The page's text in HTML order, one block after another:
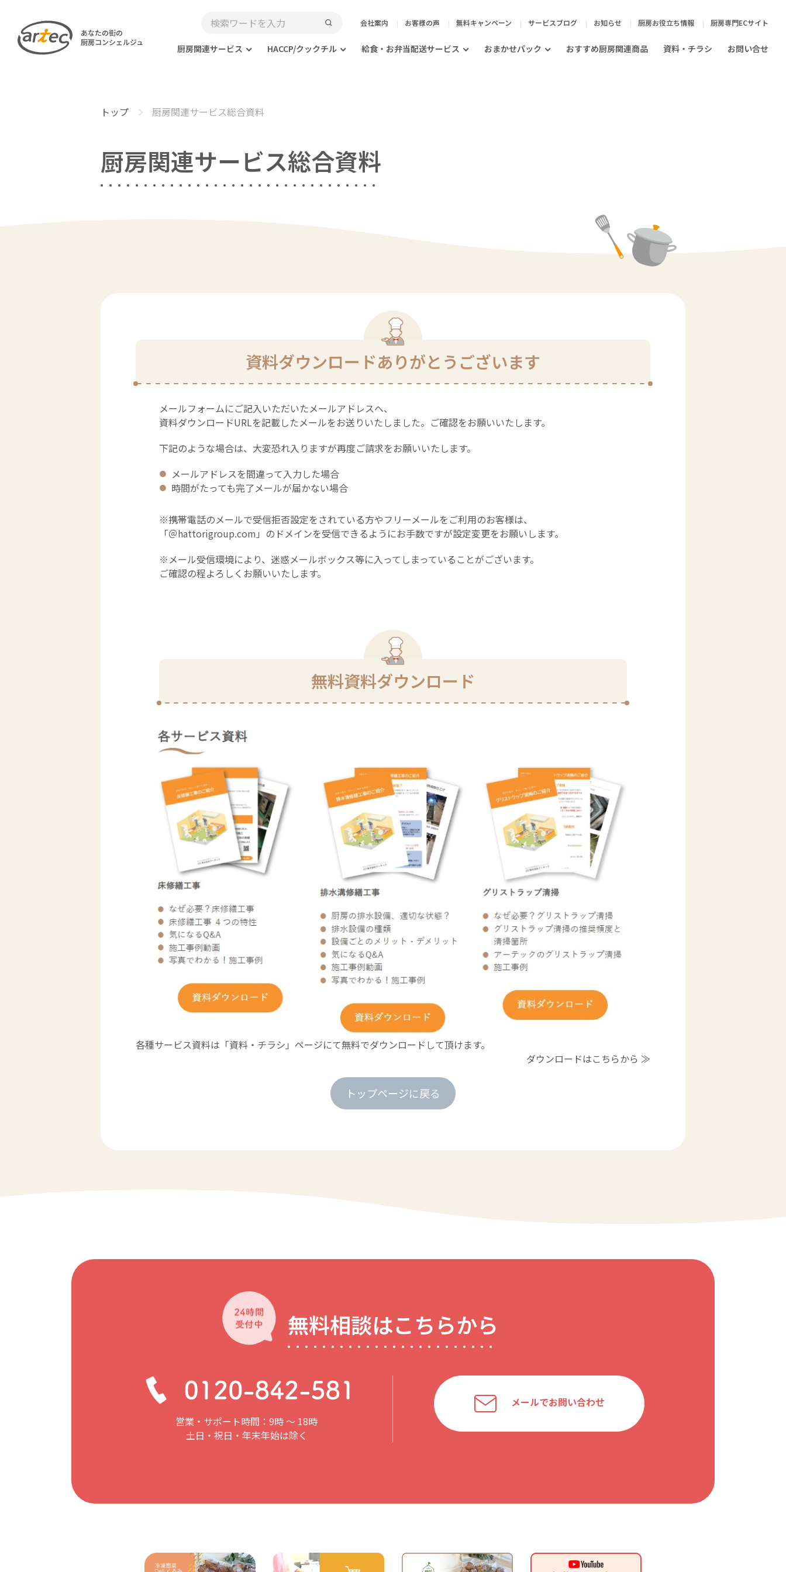
あなたの街の
厨房コンシェルジュ
会社案内 お客様の声 無料キャンペーン サービスブログ お知らせ 厨房お役立ち情報 厨房専門ECサイト
厨房関連サービス HACCP/クックチル 給食・お弁当配送サービス おまかせパック おすすめ厨房関連商品 資料・チラシ お問い合せ
トップ 厨房関連サービス総合資料
厨房関連サービス総合資料
資料ダウンロードありがとうございます
メールフォームにご記入いただいたメールアドレスへ、
資料ダウンロードURLを記載したメールをお送りいたしました。ご確認をお願いいたします。
下記のような場合は、大変恐れ入りますが再度ご請求をお願いいたします。
メールアドレスを間違って入力した場合
時間がたっても完了メールが届かない場合
※携帯電話のメールで受信拒否設定をされている方や​フリーメールをご利用のお客様は、
「＠hattorigroup.com」のドメインを受信できるようにお手数ですが設定変更をお願いします。​​
※メール受信環境により、迷惑メールボックス等に入ってしまっていることがございます。
ご確認の程よろしくお願いいたします。
無料資料ダウンロード
各種サービス資料は「資料・チラシ」ページにて無料でダウンロードして頂けます。
ダウンロードはこちらから ≫
トップページに戻る
無料相談はこちらから
営業・サポート時間：9時 〜 18時
土日・祝日・年末年始は除く
メールでお問い合わせ